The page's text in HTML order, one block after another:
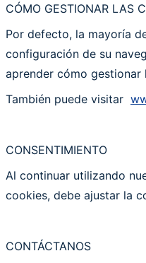
CÓMO GESTIONAR LAS
Por defecto, la mayoría
configuración de su
aprender cómo gestionar
También puede visitar
CONSENTIMIENTO
Al continuar utilizando
cookies, debe ajustar la
CONTÁCTANOS